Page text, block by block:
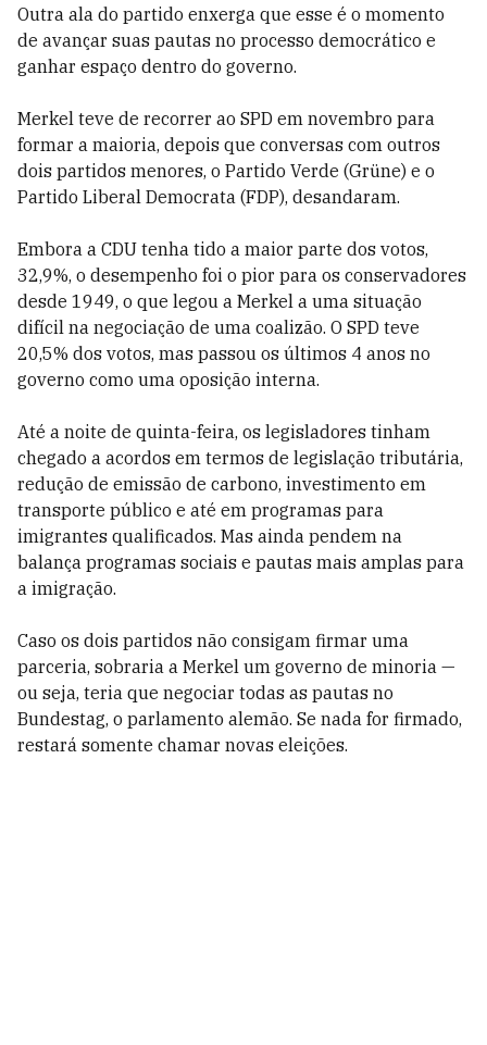
Outra ala do partido enxerga que esse é o momento
de avançar suas pautas no processo democrático e
ganhar espaço dentro do governo.
Merkel teve de recorrer ao SPD em novembro para
formar a maioria, depois que conversas com outros
dois partidos menores, o Partido Verde (Grüne) e o
Partido Liberal Democrata (FDP), desandaram.
Embora a CDU tenha tido a maior parte dos votos,
32,9%, o desempenho foi o pior para os conservadores
desde 1949, o que legou a Merkel a uma situação
difícil na negociação de uma coalizão. O SPD teve
20,5% dos votos, mas passou os últimos 4 anos no
governo como uma oposição interna.
Até a noite de quinta-feira, os legisladores tinham
chegado a acordos em termos de legislação tributária,
redução de emissão de carbono, investimento em
transporte público e até em programas para
imigrantes qualificados. Mas ainda pendem na
balança programas sociais e pautas mais amplas para
a imigração.
Caso os dois partidos não consigam firmar uma
parceria, sobraria a Merkel um governo de minoria —
ou seja, teria que negociar todas as pautas no
Bundestag, o parlamento alemão. Se nada for firmado,
restará somente chamar novas eleições.